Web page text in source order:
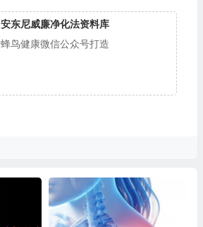
安东尼威廉净化法资料库
蜂鸟健康微信公众号打造